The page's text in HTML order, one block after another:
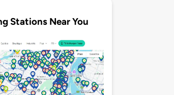
Stations Near You